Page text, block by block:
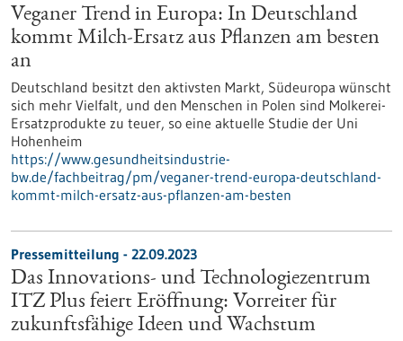
Veganer Trend in Europa: In Deutschland
kommt Milch-Ersatz aus Pflanzen am besten
an
Deutschland besitzt den aktivsten Markt, Südeuropa wünscht
sich mehr Vielfalt, und den Menschen in Polen sind Molkerei-
Ersatzprodukte zu teuer, so eine aktuelle Studie der Uni
Hohenheim
https://www.gesundheitsindustrie-
bw.de/fachbeitrag/pm/veganer-trend-europa-deutschland-
kommt-milch-ersatz-aus-pflanzen-am-besten
Pressemitteilung - 22.09.2023
Das Innovations- und Technologiezentrum
ITZ Plus feiert Eröffnung: Vorreiter für
zukunftsfähige Ideen und Wachstum